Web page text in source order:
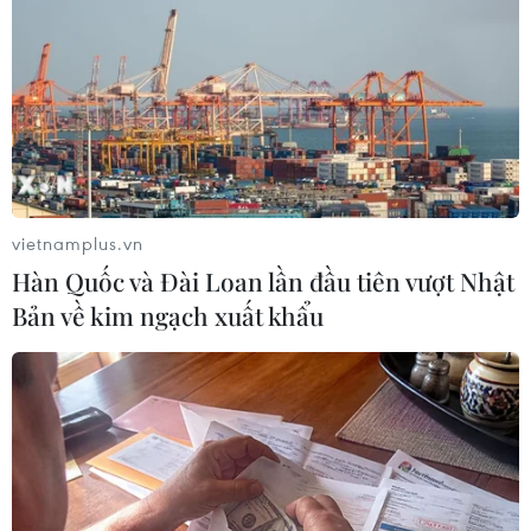
Tình hình Sudan: Cần có thời gian cho
quá trình chuyển tiếp
13/04/2019 04:01
Sudan kêu gọi các đối tác trong cộng đồng quốc tế ủng
hộ quá trình chuyển tiếp hòa bình theo cách có thể giúp
nước này mở ra con đường dẫn tới ổn định, phát triển
vietnamplus.vn
Hàn Quốc và Đài Loan lần đầu tiên vượt Nhật
Bản về kim ngạch xuất khẩu